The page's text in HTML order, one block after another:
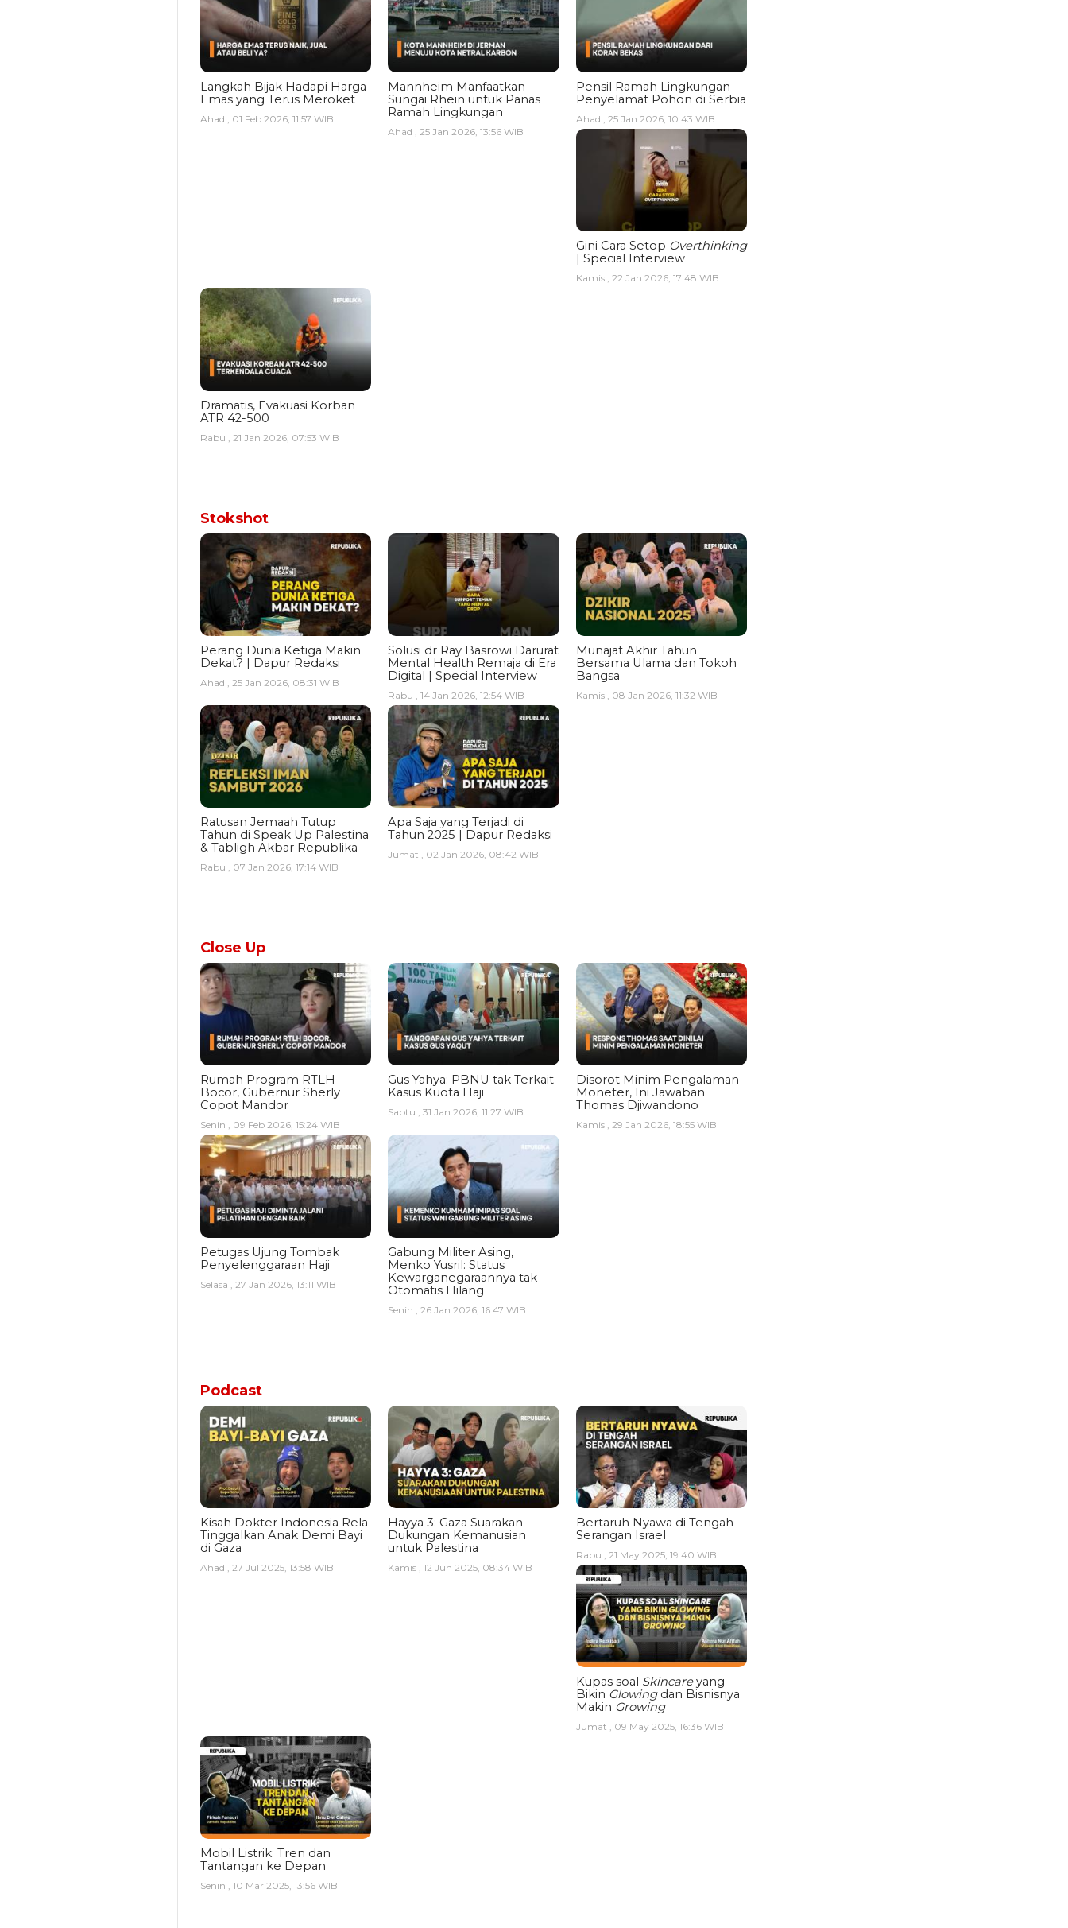
Langkah Bijak Hadapi Harga
Emas yang Terus Meroket
Ahad , 01 Feb 2026, 11:57 WIB
Mannheim Manfaatkan
Sungai Rhein untuk Panas
Ramah Lingkungan
Ahad , 25 Jan 2026, 13:56 WIB
Pensil Ramah Lingkungan
Penyelamat Pohon di Serbia
Ahad , 25 Jan 2026, 10:43 WIB
Gini Cara Setop Overthinking
| Special Interview
Kamis , 22 Jan 2026, 17:48 WIB
Dramatis, Evakuasi Korban
ATR 42-500
Rabu , 21 Jan 2026, 07:53 WIB
Stokshot
Perang Dunia Ketiga Makin
Dekat? | Dapur Redaksi
Ahad , 25 Jan 2026, 08:31 WIB
Solusi dr Ray Basrowi Darurat
Mental Health Remaja di Era
Digital | Special Interview
Rabu , 14 Jan 2026, 12:54 WIB
Munajat Akhir Tahun
Bersama Ulama dan Tokoh
Bangsa
Kamis , 08 Jan 2026, 11:32 WIB
Ratusan Jemaah Tutup
Tahun di Speak Up Palestina
& Tabligh Akbar Republika
Rabu , 07 Jan 2026, 17:14 WIB
Apa Saja yang Terjadi di
Tahun 2025 | Dapur Redaksi
Jumat , 02 Jan 2026, 08:42 WIB
Close Up
Rumah Program RTLH
Bocor, Gubernur Sherly
Copot Mandor
Senin , 09 Feb 2026, 15:24 WIB
Gus Yahya: PBNU tak Terkait
Kasus Kuota Haji
Sabtu , 31 Jan 2026, 11:27 WIB
Disorot Minim Pengalaman
Moneter, Ini Jawaban
Thomas Djiwandono
Kamis , 29 Jan 2026, 18:55 WIB
Petugas Ujung Tombak
Penyelenggaraan Haji
Selasa , 27 Jan 2026, 13:11 WIB
Gabung Militer Asing,
Menko Yusril: Status
Kewarganegaraannya tak
Otomatis Hilang
Senin , 26 Jan 2026, 16:47 WIB
Podcast
Kisah Dokter Indonesia Rela
Tinggalkan Anak Demi Bayi
di Gaza
Ahad , 27 Jul 2025, 13:58 WIB
Hayya 3: Gaza Suarakan
Dukungan Kemanusian
untuk Palestina
Kamis , 12 Jun 2025, 08:34 WIB
Bertaruh Nyawa di Tengah
Serangan Israel
Rabu , 21 May 2025, 19:40 WIB
Kupas soal Skincareyang
Bikin Glowingdan Bisnisnya
Makin Growing
Jumat , 09 May 2025, 16:36 WIB
Mobil Listrik: Tren dan
Tantangan ke Depan
Senin , 10 Mar 2025, 13:56 WIB